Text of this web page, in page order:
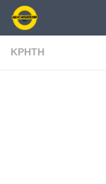
Skip to content
ΚΡΗΤΗ